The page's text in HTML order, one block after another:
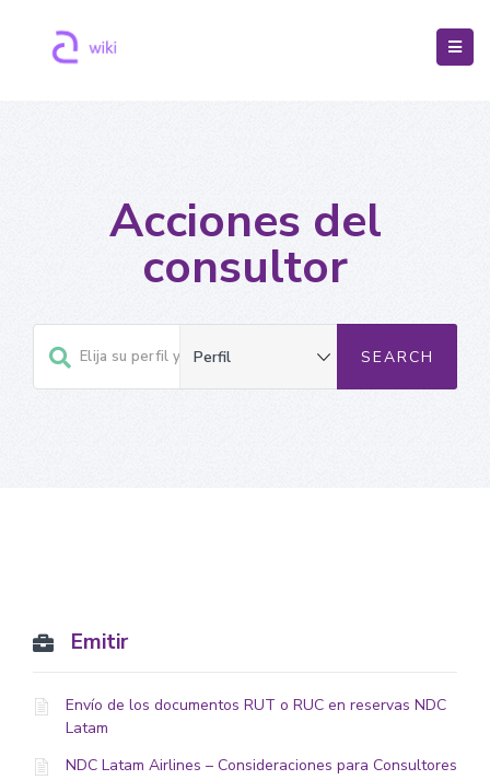
Acciones del
consultor
Emitir
Envío de los documentos RUT o RUC en reservas NDC
Latam
NDC Latam Airlines – Consideraciones para Consultores